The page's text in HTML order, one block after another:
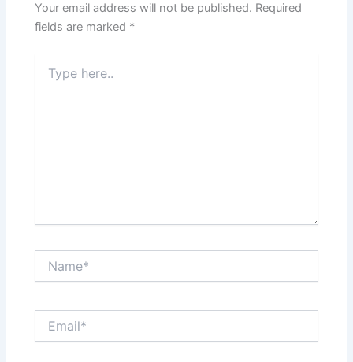
Your email address will not be published. Required
fields are marked *
here..